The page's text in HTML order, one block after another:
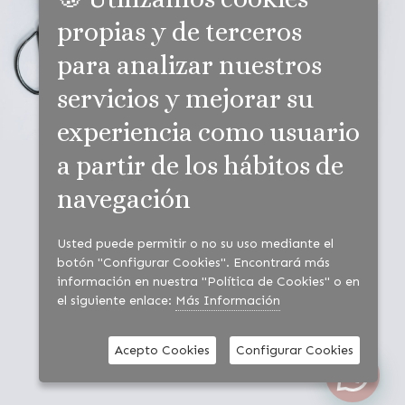
47009 Valladolid
Junto Feria de Valladolid
609 66 28 38
Blog de Floreo
propias y de terceros
para analizar nuestros
servicios y mejorar su
experiencia como usuario
a partir de los hábitos de
navegación
Usted puede permitir o no su uso mediante el
botón "Configurar Cookies". Encontrará más
información en nuestra "Política de Cookies" o en
el siguiente enlace: Más Información
Acepto Cookies Configurar Cookies